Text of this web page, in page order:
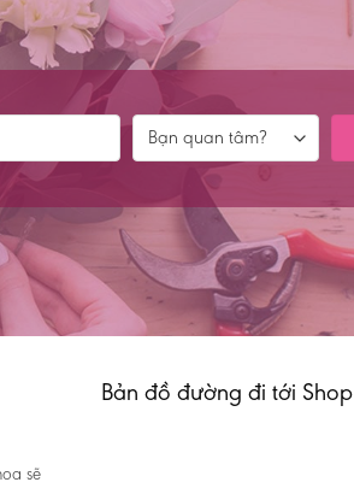
sẽ
Bản đồ đường đi tới Shop